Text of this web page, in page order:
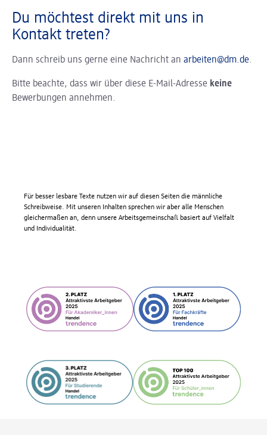
Du möchtest direkt mit uns in
Kontakt treten?
Dann schreib uns gerne eine Nachricht an arbeiten@dm.de.
Bitte beachte, dass wir über diese E-Mail-Adresse keine
Bewerbungen annehmen.
Für besser lesbare Texte nutzen wir auf diesen Seiten die männliche
Schreibweise. Mit unseren Inhalten sprechen wir aber alle Menschen
gleichermaßen an, denn unsere Arbeitsgemeinschaft basiert auf Vielfalt
und Individualität.